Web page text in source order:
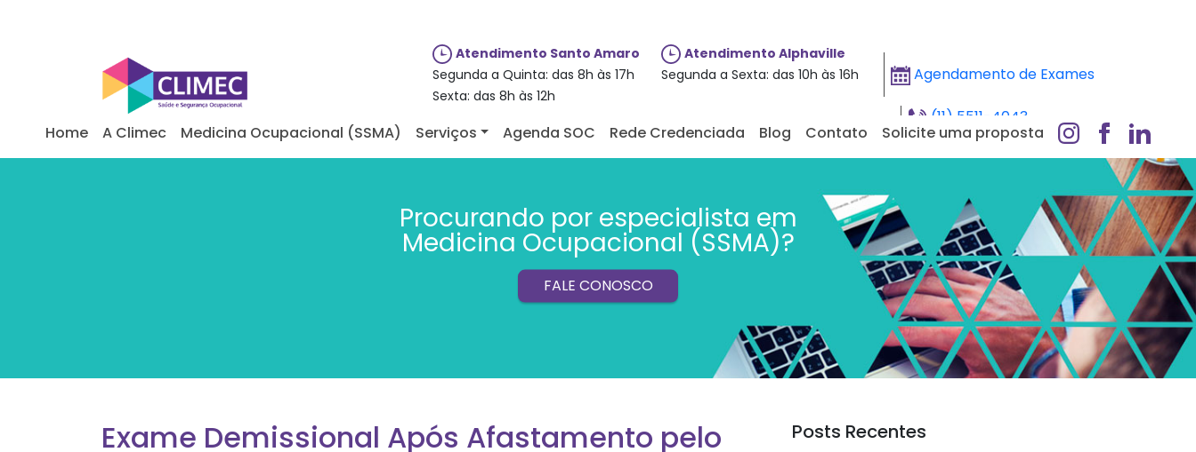
Atendimento Santo Amaro
Segunda a Quinta: das 8h às 17h
Sexta: das 8h às 12h
Atendimento Alphaville
Segunda a Sexta: das 10h às 16h
Agendamento de Exames
(11) 5511-4043
Whatsapp - Clique aqui
Home A Climec Medicina Ocupacional (SSMA) Serviços Agenda SOC Rede Credenciada Blog Contato Solicite uma proposta
Procurando por especialista em
Medicina Ocupacional (SSMA)?
FALE CONOSCO
Exame Demissional Após Afastamento pelo
Posts Recentes